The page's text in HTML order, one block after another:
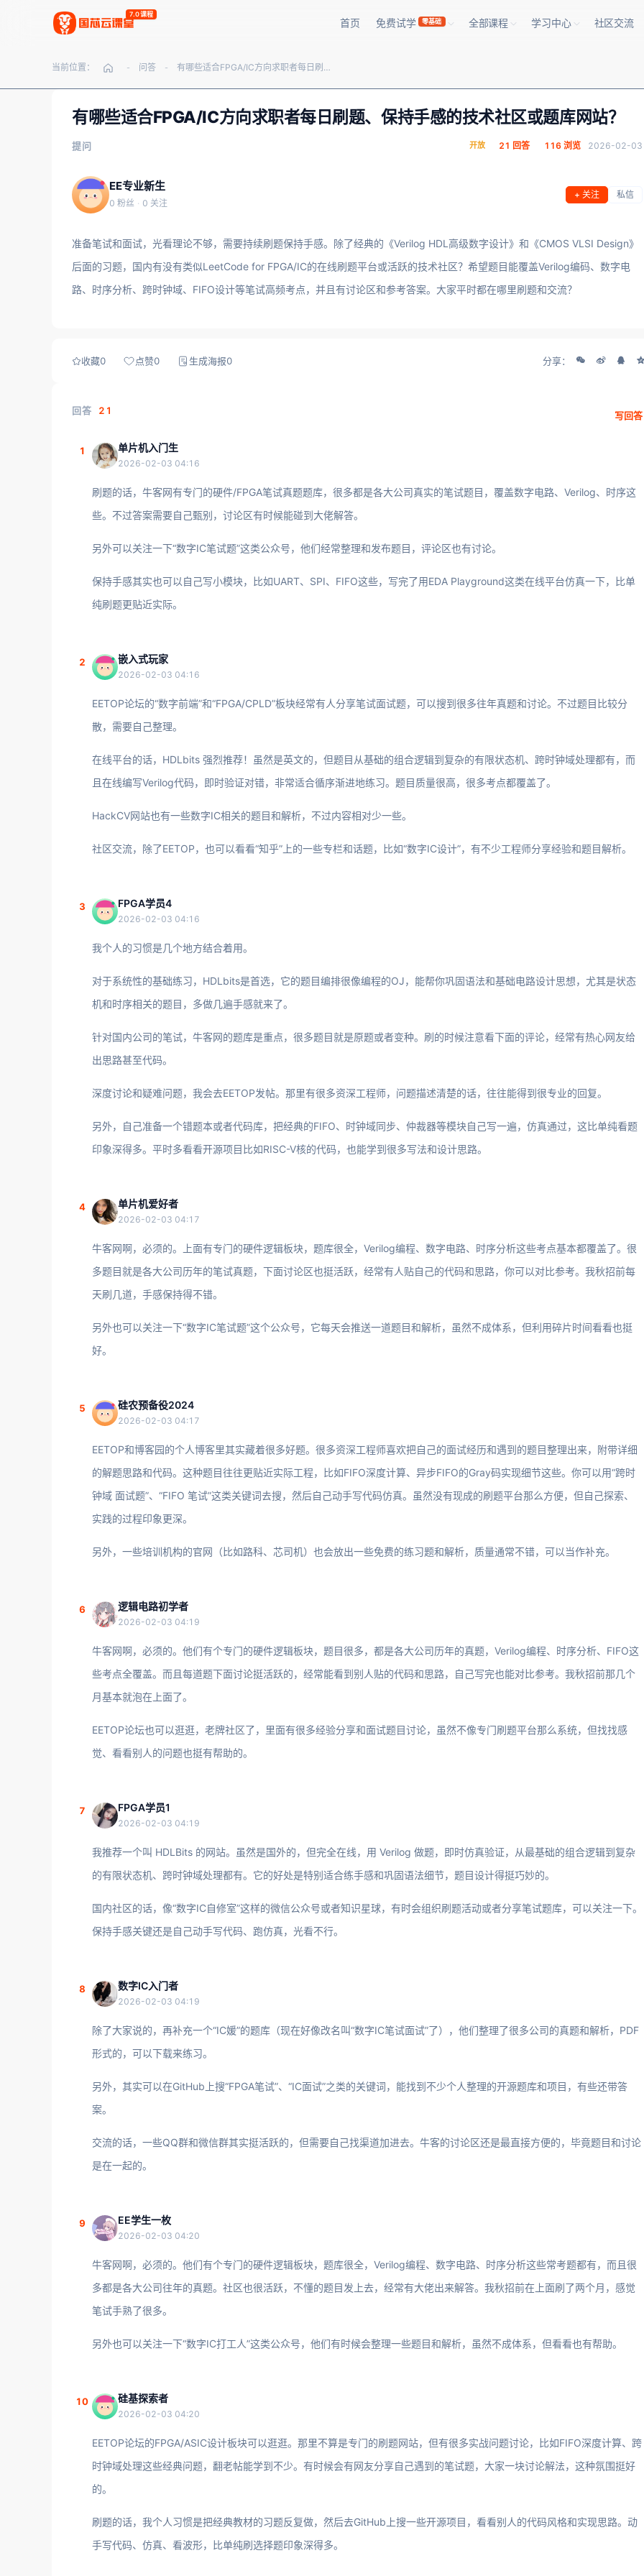
7.0课程
首页 免费试学 零基础 全部课程 学习中心 社区交流
当前位置： - 问答 - 有哪些适合FPGA/IC方向求职者每日刷题、保持手感的技术社区或题库网站？
有哪些适合FPGA/IC方向求职者每日刷题、保持手感的技术社区或题库网站？
提问 开放 21 回答 116 浏览 2026-02-03
EE专业新生
0 粉丝 · 0 关注
+ 关注 私信
准备笔试和面试，光看理论不够，需要持续刷题保持手感。除了经典的《Verilog HDL高级数字设计》和《CMOS VLSI Design》
后面的习题，国内有没有类似LeetCode for FPGA/IC的在线刷题平台或活跃的技术社区？希望题目能覆盖Verilog编码、数字电
路、时序分析、跨时钟域、FIFO设计等笔试高频考点，并且有讨论区和参考答案。大家平时都在哪里刷题和交流？
收藏0 点赞0 生成海报0 分享：
回答 21 写回答
1 单片机入门生
2026-02-03 04:16
刷题的话，牛客网有专门的硬件/FPGA笔试真题题库，很多都是各大公司真实的笔试题目，覆盖数字电路、Verilog、时序这
些。不过答案需要自己甄别，讨论区有时候能碰到大佬解答。
另外可以关注一下“数字IC笔试题”这类公众号，他们经常整理和发布题目，评论区也有讨论。
保持手感其实也可以自己写小模块，比如UART、SPI、FIFO这些，写完了用EDA Playground这类在线平台仿真一下，比单
纯刷题更贴近实际。
2 嵌入式玩家
2026-02-03 04:16
EETOP论坛的“数字前端”和“FPGA/CPLD”板块经常有人分享笔试面试题，可以搜到很多往年真题和讨论。不过题目比较分
散，需要自己整理。
在线平台的话，HDLbits 强烈推荐！虽然是英文的，但题目从基础的组合逻辑到复杂的有限状态机、跨时钟域处理都有，而
且在线编写Verilog代码，即时验证对错，非常适合循序渐进地练习。题目质量很高，很多考点都覆盖了。
HackCV网站也有一些数字IC相关的题目和解析，不过内容相对少一些。
社区交流，除了EETOP，也可以看看“知乎”上的一些专栏和话题，比如“数字IC设计”，有不少工程师分享经验和题目解析。
3 FPGA学员4
2026-02-03 04:16
我个人的习惯是几个地方结合着用。
对于系统性的基础练习，HDLbits是首选，它的题目编排很像编程的OJ，能帮你巩固语法和基础电路设计思想，尤其是状态
机和时序相关的题目，多做几遍手感就来了。
针对国内公司的笔试，牛客网的题库是重点，很多题目就是原题或者变种。刷的时候注意看下面的评论，经常有热心网友给
出思路甚至代码。
深度讨论和疑难问题，我会去EETOP发帖。那里有很多资深工程师，问题描述清楚的话，往往能得到很专业的回复。
另外，自己准备一个错题本或者代码库，把经典的FIFO、时钟域同步、仲裁器等模块自己写一遍，仿真通过，这比单纯看题
印象深得多。平时多看看开源项目比如RISC-V核的代码，也能学到很多写法和设计思路。
4 单片机爱好者
2026-02-03 04:17
牛客网啊，必须的。上面有专门的硬件逻辑板块，题库很全，Verilog编程、数字电路、时序分析这些考点基本都覆盖了。很
多题目就是各大公司历年的笔试真题，下面讨论区也挺活跃，经常有人贴自己的代码和思路，你可以对比参考。我秋招前每
天刷几道，手感保持得不错。
另外也可以关注一下“数字IC笔试题”这个公众号，它每天会推送一道题目和解析，虽然不成体系，但利用碎片时间看看也挺
好。
5 硅农预备役2024
2026-02-03 04:17
EETOP和博客园的个人博客里其实藏着很多好题。很多资深工程师喜欢把自己的面试经历和遇到的题目整理出来，附带详细
的解题思路和代码。这种题目往往更贴近实际工程，比如FIFO深度计算、异步FIFO的Gray码实现细节这些。你可以用“跨时
钟域 面试题”、“FIFO 笔试”这类关键词去搜，然后自己动手写代码仿真。虽然没有现成的刷题平台那么方便，但自己探索、
实践的过程印象更深。
另外，一些培训机构的官网（比如路科、芯司机）也会放出一些免费的练习题和解析，质量通常不错，可以当作补充。
6 逻辑电路初学者
2026-02-03 04:19
牛客网啊，必须的。他们有个专门的硬件逻辑板块，题目很多，都是各大公司历年的真题，Verilog编程、时序分析、FIFO这
些考点全覆盖。而且每道题下面讨论挺活跃的，经常能看到别人贴的代码和思路，自己写完也能对比参考。我秋招前那几个
月基本就泡在上面了。
EETOP论坛也可以逛逛，老牌社区了，里面有很多经验分享和面试题目讨论，虽然不像专门刷题平台那么系统，但找找感
觉、看看别人的问题也挺有帮助的。
7 FPGA学员1
2026-02-03 04:19
我推荐一个叫 HDLBits 的网站。虽然是国外的，但完全在线，用 Verilog 做题，即时仿真验证，从最基础的组合逻辑到复杂
的有限状态机、跨时钟域处理都有。它的好处是特别适合练手感和巩固语法细节，题目设计得挺巧妙的。
国内社区的话，像“数字IC自修室”这样的微信公众号或者知识星球，有时会组织刷题活动或者分享笔试题库，可以关注一下。
保持手感关键还是自己动手写代码、跑仿真，光看不行。
8 数字IC入门者
2026-02-03 04:19
除了大家说的，再补充一个“IC媛”的题库（现在好像改名叫“数字IC笔试面试”了），他们整理了很多公司的真题和解析，PDF
形式的，可以下载来练习。
另外，其实可以在GitHub上搜“FPGA笔试”、“IC面试”之类的关键词，能找到不少个人整理的开源题库和项目，有些还带答
案。
交流的话，一些QQ群和微信群其实挺活跃的，但需要自己找渠道加进去。牛客的讨论区还是最直接方便的，毕竟题目和讨论
是在一起的。
9 EE学生一枚
2026-02-03 04:20
牛客网啊，必须的。他们有个专门的硬件逻辑板块，题库很全，Verilog编程、数字电路、时序分析这些常考题都有，而且很
多都是各大公司往年的真题。社区也很活跃，不懂的题目发上去，经常有大佬出来解答。我秋招前在上面刷了两个月，感觉
笔试手熟了很多。
另外也可以关注一下“数字IC打工人”这类公众号，他们有时候会整理一些题目和解析，虽然不成体系，但看看也有帮助。
10 硅基探索者
2026-02-03 04:20
EETOP论坛的FPGA/ASIC设计板块可以逛逛。那里不算是专门的刷题网站，但有很多实战问题讨论，比如FIFO深度计算、跨
时钟域处理这些经典问题，翻老帖能学到不少。有时候会有网友分享自己遇到的笔试题，大家一块讨论解法，这种氛围挺好
的。
刷题的话，我个人习惯是把经典教材的习题反复做，然后去GitHub上搜一些开源项目，看看别人的代码风格和实现思路。动
手写代码、仿真、看波形，比单纯刷选择题印象深得多。